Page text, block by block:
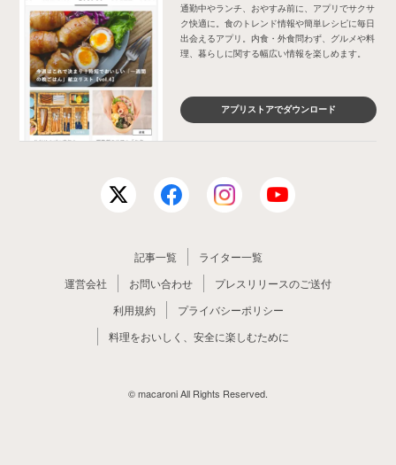
通勤中やランチ、おやすみ前に、アプリでサクサ
ク快適に。食のトレンド情報や簡単レシピに毎日
出会えるアプリ。内食・外食問わず、グルメや料
理、暮らしに関する幅広い情報を楽しめます。
アプリストアでダウンロード
記事一覧
ライター一覧
運営会社
お問い合わせ
プレスリリースのご送付
利用規約
プライバシーポリシー
料理をおいしく、安全に楽しむために
© macaroni All Rights Reserved.